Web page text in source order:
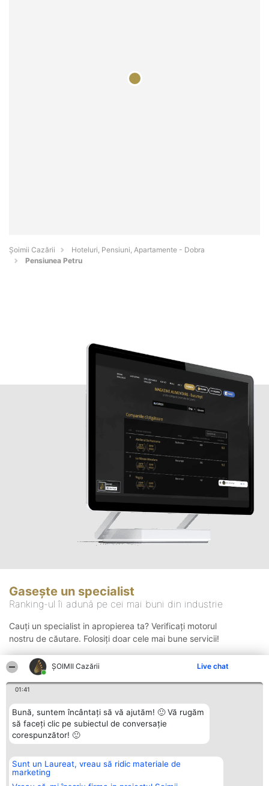
ȘOIMII Cazării Live chat
01:41
Bună, suntem încântați să vă ajutăm! 🙂 Vă rugăm
să faceți clic pe subiectul de conversație
corespunzător! 🙂
Sunt un Laureat, vreau să ridic materiale de
marketing
Șoimii Cazării
Hoteluri, Pensiuni, Apartamente - Dobra
Pensiunea Petru
Gasește un specialist
Ranking-ul îi adună pe cei mai buni din industrie
Cauți un specialist in apropierea ta? Verificați motorul
nostru de căutare. Folosiți doar cele mai bune servicii!
Organizator Ranking
BRIGHT SOLUTIONS BR SRL
Aleea Timisul De Sus 2 Bl. A30
Plebiscyt
Lista Tuturor
Contact